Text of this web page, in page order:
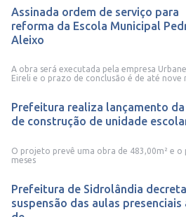
Assinada ordem de serviço para
reforma da Escola Municipal
Aleixo
A obra será executada pela empresa
Eireli e o prazo de conclusão é de até nove
Prefeitura realiza lançamento
de construção de unidade
O projeto prevê uma obra de 483,00m² e
meses
Prefeitura de Sidrolândia decreta
suspensão das aulas presenciais